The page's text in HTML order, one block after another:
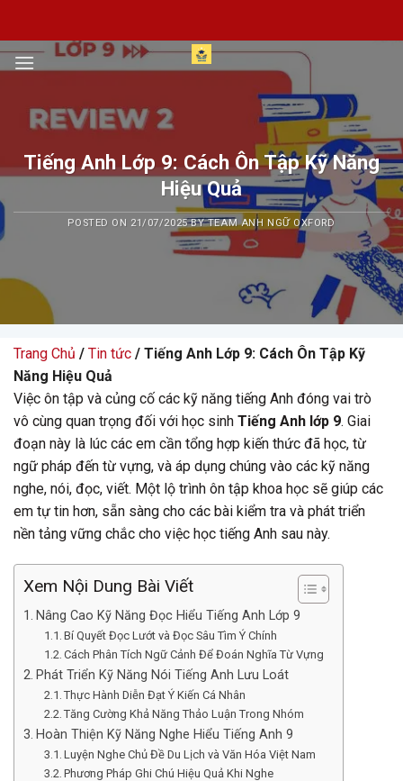
content
Tiếng Anh Lớp 9: Cách Ôn Tập Kỹ Năng
Hiệu Quả
POSTED ON 21/07/2025BYTEAM ANH NGỮ OXFORD
Trang Chủ / Tin tức / Tiếng Anh Lớp 9: Cách Ôn Tập Kỹ
Năng Hiệu Quả
Việc ôn tập và củng cố các kỹ năng tiếng Anh đóng vai trò
vô cùng quan trọng đối với học sinh Tiếng Anh lớp 9. Giai
đoạn này là lúc các em cần tổng hợp kiến thức đã học, từ
ngữ pháp đến từ vựng, và áp dụng chúng vào các kỹ năng
nghe, nói, đọc, viết. Một lộ trình ôn tập khoa học sẽ giúp các
em tự tin hơn, sẵn sàng cho các bài kiểm tra và phát triển
nền tảng vững chắc cho việc học tiếng Anh sau này.
Xem Nội Dung Bài Viết
Nâng Cao Kỹ Năng Đọc Hiểu Tiếng Anh Lớp 9
Bí Quyết Đọc Lướt và Đọc Sâu Tìm Ý Chính
Cách Phân Tích Ngữ Cảnh Để Đoán Nghĩa Từ Vựng
Phát Triển Kỹ Năng Nói Tiếng Anh Lưu Loát
Thực Hành Diễn Đạt Ý Kiến Cá Nhân
Tăng Cường Khả Năng Thảo Luận Trong Nhóm
Hoàn Thiện Kỹ Năng Nghe Hiểu Tiếng Anh 9
Luyện Nghe Chủ Đề Du Lịch và Văn Hóa Việt Nam
Phương Pháp Ghi Chú Hiệu Quả Khi Nghe